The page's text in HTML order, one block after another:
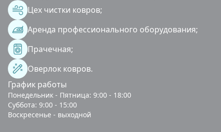
Цех чистки ковров;
Аренда профессионального оборудования;
Прачечная;
Оверлок ковров.
График работы
Понедельник - Пятница: 9:00 - 18:00
Суббота: 9:00 - 15:00
Воскресенье - выходной